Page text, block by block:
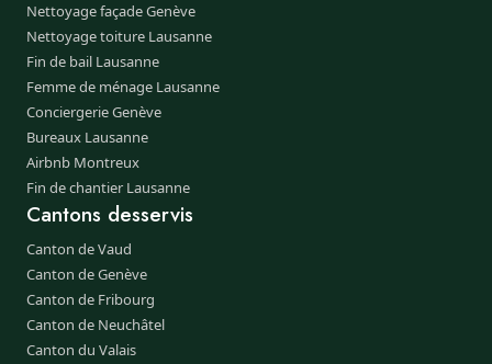
Nettoyage façade Genève
Nettoyage toiture Lausanne
Fin de bail Lausanne
Femme de ménage Lausanne
Conciergerie Genève
Bureaux Lausanne
Airbnb Montreux
Fin de chantier Lausanne
Cantons desservis
Canton de Vaud
Canton de Genève
Canton de Fribourg
Canton de Neuchâtel
Canton du Valais